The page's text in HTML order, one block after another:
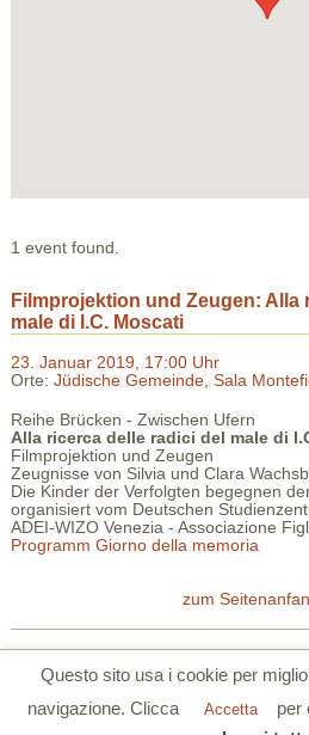
1 event found.
Filmprojektion und Zeugen: Alla
male di I.C. Moscati
23. Januar 2019, 17:00 Uhr
Orte: Jüdische Gemeinde, Sala
Reihe Brücken - Zwischen Ufern
Alla ricerca delle radici del male di
Filmprojektion und Zeugen
Zeugnisse von Silvia und Clara
Die Kinder der Verfolgten begegnen
organisiert vom Deutschen
ADEI-WIZO Venezia - Associazione
Programm Giorno della memoria
zum
S.Polo 2765/a Calle
Tel. 0039 041 5206355 | Fax. 0039
Datenschutzerklärung |
Questo sito usa i cookie per
navigazione. Clicca
Accetta
per